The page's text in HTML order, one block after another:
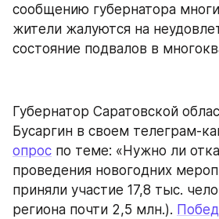
сообщению губернатора
жители жалуются на
состояние подвалов в
Губернатор Саратовской
опрос по теме: «Нужно ли
проведения новогодних
приняли участие 17,8 тыс.
региона почти 2,5 млн.). ​​